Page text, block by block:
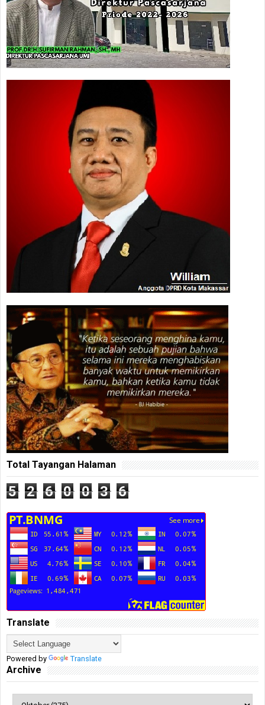
Total Tayangan Halaman
5 2 6 0 0 3 6
Translate
Powered by Translate
Archive